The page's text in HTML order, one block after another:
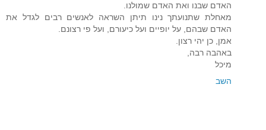
האדם שבנו ואת האדם שמולנו.
מאחלת שתנועתך נינו תיתן השראה לאנשים רבים לגדל את
האדם שבהם, על יופיים ועל כיעורם, ועל פי רצונם.
אמן, כן יהי רצון.
באהבה רבה,
מיכל
השב